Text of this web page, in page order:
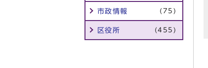
市政情報 (75)
区役所 (455)